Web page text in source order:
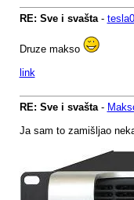
RE: Sve i svašta-
Druze makso
link
RE: Sve i svašta-
Ja sam to zamišljao